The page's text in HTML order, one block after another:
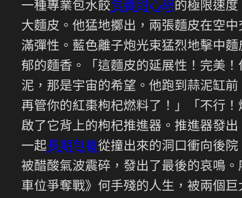
一種專業包水餃包養甜心網的極限速
大麵皮。他猛地擲出，兩張麵皮在空
滿彈性。藍色離子炮光束猛烈地擊中
郁的麵香。「這麵皮的延展性！完美
泥，那是宇宙的希望。他跑到蒜泥缸
再管你的紅棗枸杞燃料了！」「不行
啟了它背上的枸杞推進器。推進器發
一起長期包養從撞出來的洞口衝向後
被醋酸氣波震碎，發出了最後的哀鳴
車位爭奪戰》何手殘的人生，被兩個